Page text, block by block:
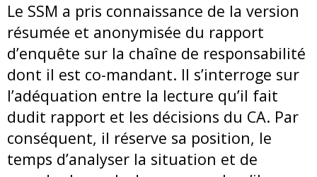
Le SSM a pris connaissance de la version
résumée et anonymisée du rapport
d’enquête sur la chaîne de responsabilité
dont il est co-mandant. Il s’interroge sur
l’adéquation entre la lecture qu’il fait
dudit rapport et les décisions du CA. Par
conséquent, il réserve sa position, le
temps d’analyser la situation et de